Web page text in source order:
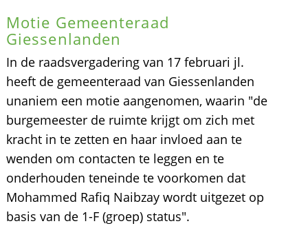
Motie Gemeenteraad
Giessenlanden
In de raadsvergadering van 17 februari jl.
heeft de gemeenteraad van Giessenlanden
unaniem een motie aangenomen, waarin "de
burgemeester de ruimte krijgt om zich met
kracht in te zetten en haar invloed aan te
wenden om contacten te leggen en te
onderhouden teneinde te voorkomen dat
Mohammed Rafiq Naibzay wordt uitgezet op
basis van de 1-F (groep) status".